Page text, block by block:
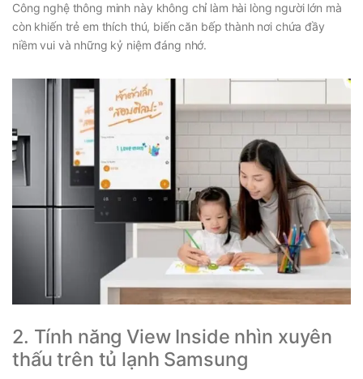
Công nghệ thông minh này không chỉ làm hài lòng người lớn mà
còn khiến trẻ em thích thú, biến căn bếp thành nơi chứa đầy
niềm vui và những kỷ niệm đáng nhớ.
2. Tính năng View Inside nhìn xuyên
thấu trên tủ lạnh Samsung